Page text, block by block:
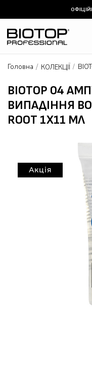
Головна КОЛЕКЦІЇ
BIOTOP 04
ВИПАДІННЯ
ROOT 1X11 МЛ
Акція